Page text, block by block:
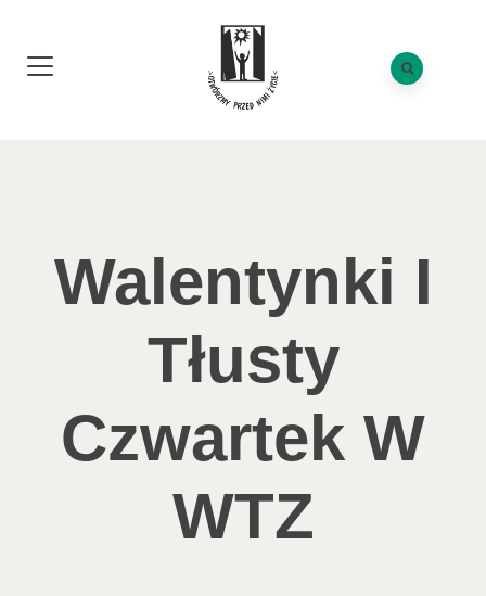
Walentynki I
Tłusty
Czwartek W
WTZ